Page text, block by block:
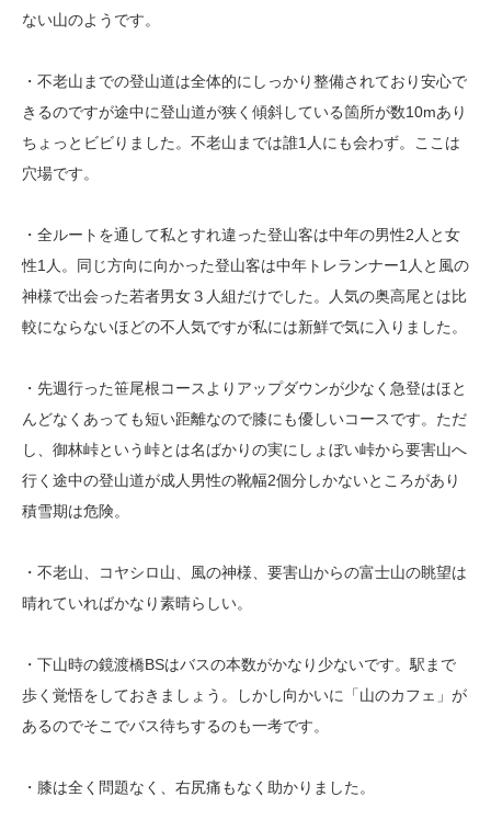
ない山のようです。
・不老山までの登山道は全体的にしっかり整備されており安心で
きるのですが途中に登山道が狭く傾斜している箇所が数10mあり
ちょっとビビりました。不老山までは誰1人にも会わず。ここは
穴場です。
・全ルートを通して私とすれ違った登山客は中年の男性2人と女
性1人。同じ方向に向かった登山客は中年トレランナー1人と風の
神様で出会った若者男女３人組だけでした。人気の奥高尾とは比
較にならないほどの不人気ですが私には新鮮で気に入りました。
・先週行った笹尾根コースよりアップダウンが少なく急登はほと
んどなくあっても短い距離なので膝にも優しいコースです。ただ
し、御林峠という峠とは名ばかりの実にしょぼい峠から要害山へ
行く途中の登山道が成人男性の靴幅2個分しかないところがあり
積雪期は危険。
・不老山、コヤシロ山、風の神様、要害山からの富士山の眺望は
晴れていればかなり素晴らしい。
・下山時の鏡渡橋BSはバスの本数がかなり少ないです。駅まで
歩く覚悟をしておきましょう。しかし向かいに「山のカフェ」が
あるのでそこでバス待ちするのも一考です。
・膝は全く問題なく、右尻痛もなく助かりました。